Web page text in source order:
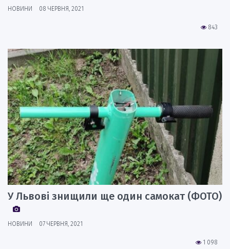
НОВИНИ 08 ЧЕРВНЯ, 2021
843
У Львові знищили ще один самокат (ФОТО)
НОВИНИ 07 ЧЕРВНЯ, 2021
1 098